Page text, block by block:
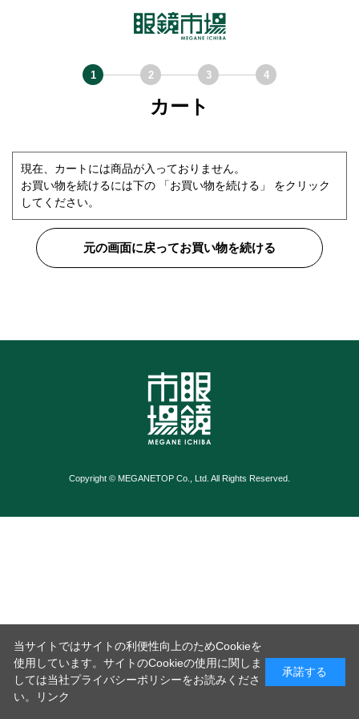
カート
現在、カートには商品が入っておりません。
お買い物を続けるには下の 「お買い物を続ける」 をクリック
してください。
元の画面に戻ってお買い物を続ける
Copyright © MEGANETOP Co., Ltd. All Rights Reserved.
当サイトではサイトの利便性向上のためCookieを
使用しています。サイトのCookieの使用に関しま
しては当社プライバシーポリシーをお読みくださ
い。
リンク
承諾する